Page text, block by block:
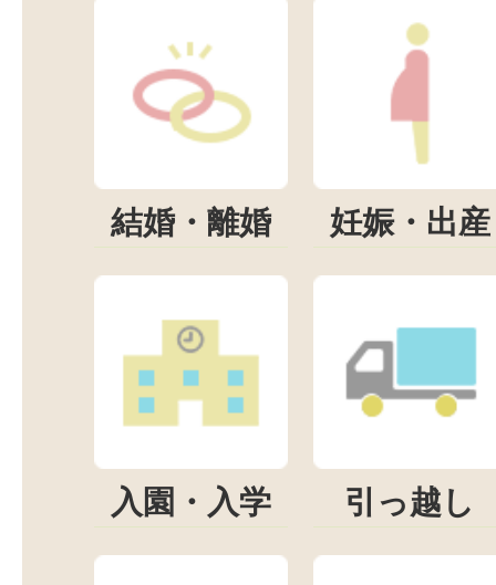
結婚・離婚 妊娠・出産
入園・入学 引っ越し